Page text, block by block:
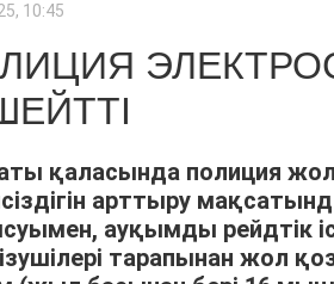
10:45
қаласында полиция
арттыру
ауқымды рейдтік
тарапынан жол